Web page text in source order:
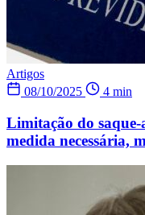
Artigos
08/10/2025
4 min
Limitação do
medida necessária,